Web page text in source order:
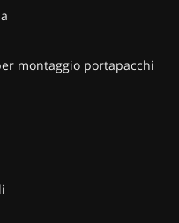
montaggio portapacchi